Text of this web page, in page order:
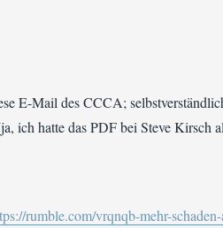
E-Mail des CCCA;
ich hatte das PDF bei Steve Kirsch
rumble.com/vrqnqb-mehr-